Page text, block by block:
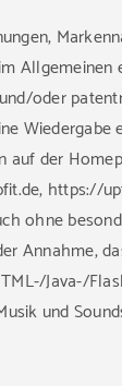
Allgemeinen
oder
Wiedergabe
auf der
https://
ohne
Annahme,
Java-/
und